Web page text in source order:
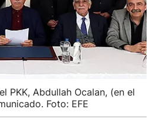
PKK, Abdullah Ocalan, (en el
Foto: EFE